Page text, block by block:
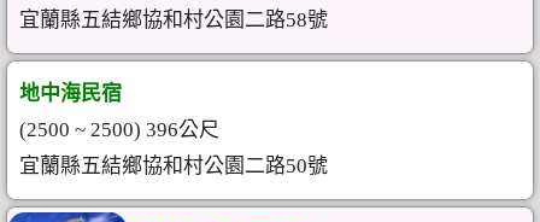
宜蘭縣五結鄉協和村公園二路58號
地中海民宿
(2500 ~ 2500) 396公尺
宜蘭縣五結鄉協和村公園二路50號